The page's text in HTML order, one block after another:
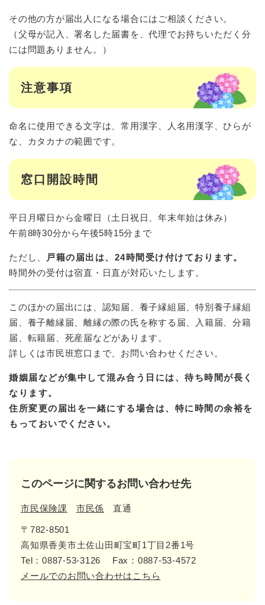
その他の方が届出人になる場合にはご相談ください。
（父母が記入、署名した届書を、代理でお持ちいただく分
には問題ありません。）
注意事項
命名に使用できる文字は、常用漢字、人名用漢字、ひらが
な、カタカナの範囲です。
窓口開設時間
平日月曜日から金曜日（土日祝日、年末年始は休み）
午前8時30分から午後5時15分まで
ただし、
戸籍の届出は、24時間受け付けております。
時間外の受付は宿直・日直が対応いたします。
このほかの届出には、認知届、養子縁組届、特別養子縁組
届、養子離縁届、離縁の際の氏を称する届、入籍届、分籍
届、転籍届、死産届などがあります。
詳しくは市民班窓口まで、お問い合わせください。
婚姻届などが集中して混み合う日には、待ち時間が長く
なります。
住所変更の届出を一緒にする場合は、特に時間の余裕を
もっておいでください。
このページに関するお問い合わせ先
市民保険課 市民係 直通
〒782-8501
高知県香美市土佐山田町宝町1丁目2番1号
Tel：0887-53-3126
Fax：0887-53-4572
メールでのお問い合わせはこちら